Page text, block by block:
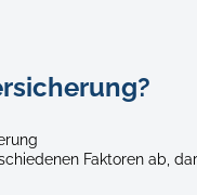
Faktoren ab,